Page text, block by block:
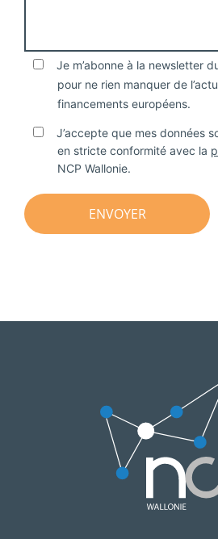
Je m’abonne à la newsletter
pour ne rien manquer de
financements européens.
J’accepte que mes données
en stricte conformité avec la
NCP Wallonie.